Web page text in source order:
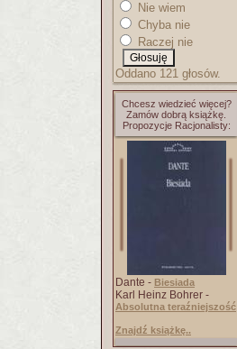
Nie wiem
Chyba nie
Raczej nie
Oddano 121 głosów.
Chcesz wiedzieć więcej?
Zamów dobrą książkę.
Propozycje Racjonalisty:
Dante - Biesiada
Karl Heinz Bohrer -
Absolutna teraźniejszość
Znajdź książkę..